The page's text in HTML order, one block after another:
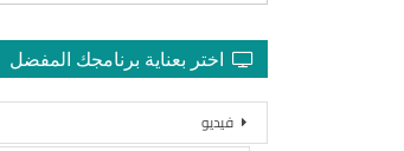
اختر بعناية برنامجك المفضل
فيديو